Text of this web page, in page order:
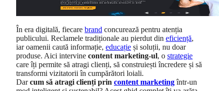
În era digitală, fiecare brand concurează pentru atenția
publicului. Reclamele tradiționale au pierdut din eficiență,
iar oamenii caută informație, educație și soluții, nu doar
produse. Aici intervine content marketing-ul, o strategie
care îți permite să atragi clienți, să construiești încredere și să
transformi vizitatorii în cumpărători loiali.
Darcum să atragi clienți prin content marketingîntr-un